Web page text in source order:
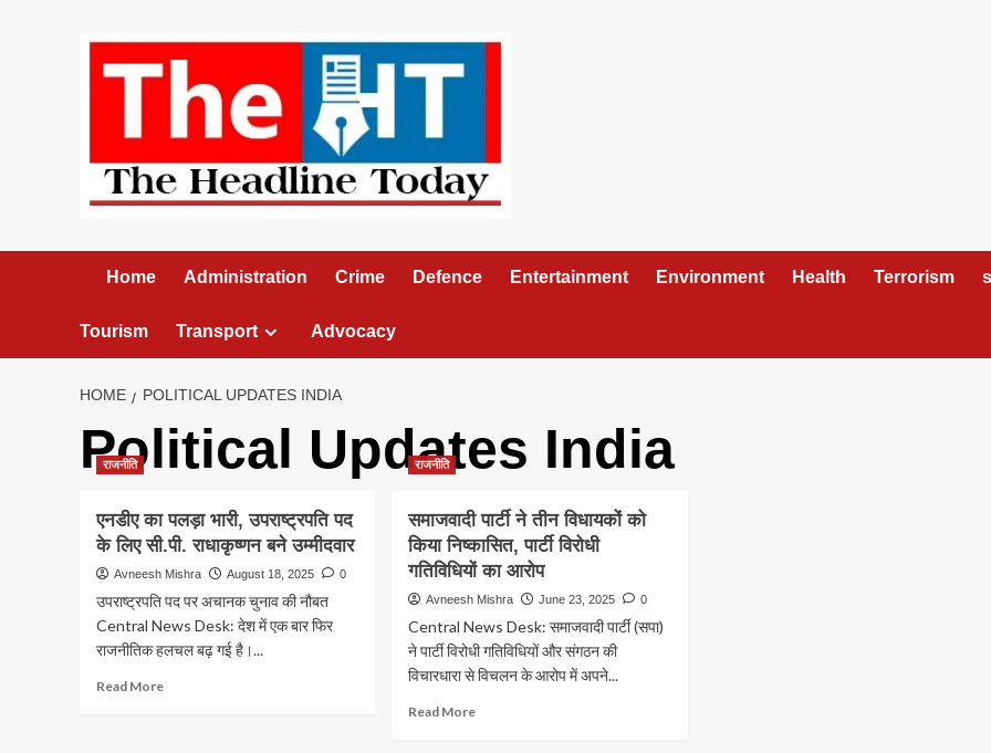
Home Administration Crime Defence Entertainment Environment Health Terrorism
Tourism Transport Advocacy
HOME POLITICAL UPDATES INDIA
Political Updates India
राजनीति
एनडीए का पलड़ा भारी, उपराष्ट्रपति पद
के लिए सी.पी. राधाकृष्णन बने उम्मीदवार
Avneesh Mishra August 18, 2025 0
उपराष्ट्रपति पद पर अचानक चुनाव की नौबत
Central News Desk: देश में एक बार फिर
राजनीतिक हलचल बढ़ गई है।...
Read MoreRead
राजनीति
समाजवादी पार्टी ने तीन विधायकों को
किया निष्कासित, पार्टी विरोधी
गतिविधियों का आरोप
Avneesh Mishra June 23, 2025 0
Central News Desk: समाजवादी पार्टी (सपा)
ने पार्टी विरोधी गतिविधियों और संगठन की
विचारधारा से विचलन के आरोप में अपने...
Read MoreRead